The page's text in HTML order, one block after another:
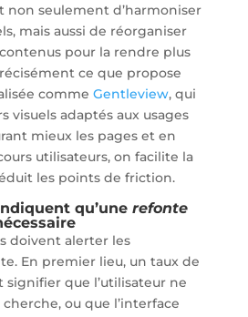
seulement d’harmoniser
mais aussi de réorganiser
pour la rendre plus
ce que propose
comme Gentleview, qui
visuels adaptés aux usages
mieux les pages et en
utilisateurs, on facilite la
les points de friction.
qu’une refonte
doivent alerter les
En premier lieu, un taux de
que l’utilisateur ne
ou que l’interface